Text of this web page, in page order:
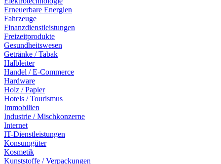
Erneuerbare Energien
Fahrzeuge
Finanzdienstleistungen
Freizeitprodukte
Gesundheitswesen
Getränke / Tabak
Halbleiter
Handel / E-Commerce
Hardware
Holz / Papier
Hotels / Tourismus
Immobilien
Industrie / Mischkonzerne
Internet
IT-Dienstleistungen
Konsumgüter
Kosmetik
Kunststoffe / Verpackungen